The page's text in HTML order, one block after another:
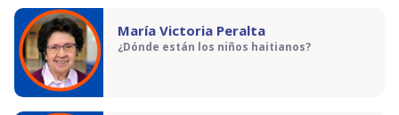
María Victoria Peralta
¿Dónde están los niños haitianos?